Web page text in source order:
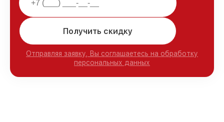
Получить скидку
Отправляя заявку, Вы соглашаетесь на обработку
персональных данных